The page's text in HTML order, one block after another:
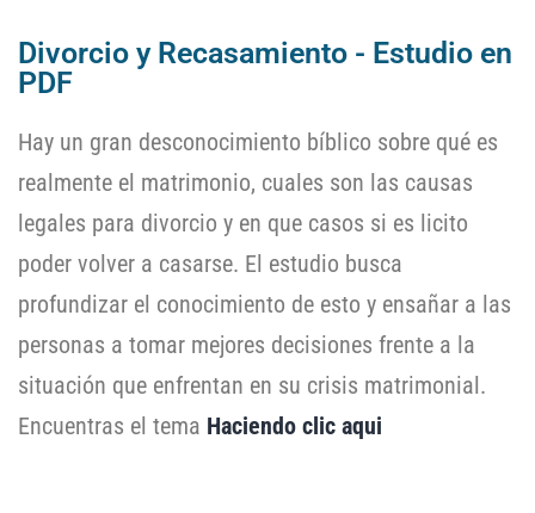
Divorcio y Recasamiento - Estudio en
PDF
Hay un gran desconocimiento bíblico sobre qué es
realmente el matrimonio, cuales son las causas
legales para divorcio y en que casos si es licito
poder volver a casarse. El estudio busca
profundizar el conocimiento de esto y ensañar a las
personas a tomar mejores decisiones frente a la
situación que enfrentan en su crisis matrimonial.
Encuentras el tema Haciendo clic aqui